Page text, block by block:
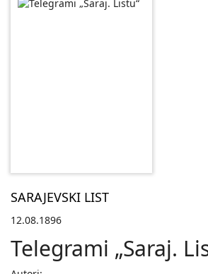
SARAJEVSKI LIST
12.08.1896
Telegrami „Saraj.